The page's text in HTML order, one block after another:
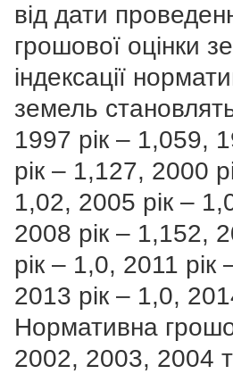
від дати
грошової оцінки
індексації
земель
1997 рік – 1,059,
рік – 1,127, 2000
1,02, 2005 рік –
2008 рік – 1,152,
рік – 1,0, 2011
2013 рік – 1,0,
Нормативна
2002, 2003, 2004